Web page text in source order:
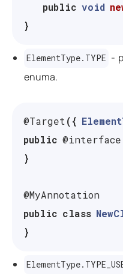
public void
}
ElementType.TYPE -
enuma.
@Target ({
public @interface
}
@MyAnnotation
public class
}